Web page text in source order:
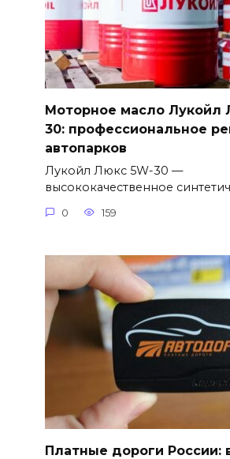
Моторное масло Лукойл
30: профессиональное
автопарков
Лукойл Люкс 5W-30 —
высококачественное
0 159
Платные дороги России: